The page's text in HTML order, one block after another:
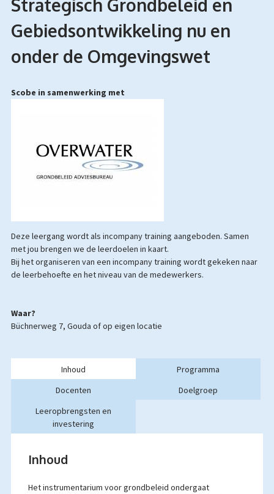
Strategisch Grondbeleid en
Gebiedsontwikkeling nu en
onder de Omgevingswet
Scobe in samenwerking met
Deze leergang wordt als incompany training aangeboden. Samen
met jou brengen we de leerdoelen in kaart.
Bij het organiseren van een incompany training wordt gekeken naar
de leerbehoefte en het niveau van de medewerkers.
Waar?
Büchnerweg 7, Gouda of op eigen locatie
Inhoud
Programma
Docenten
Doelgroep
Leeropbrengsten en
investering
Inhoud
Het instrumentarium voor grondbeleid ondergaat